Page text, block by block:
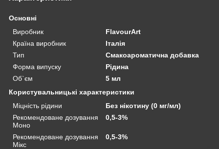
Основні
Виробник
FlavourArt
Країна виробник
Італія
Тип
Смакоароматична добавка
Форма випуску
Рідина
Об`єм
5 мл
Користувальницькі характеристики
Міцність рідини
Без нікотину (0 мг/мл)
Рекомендоване дозування
Моно
0,5-3%
Рекомендоване дозування
Мікс
0,5-3%